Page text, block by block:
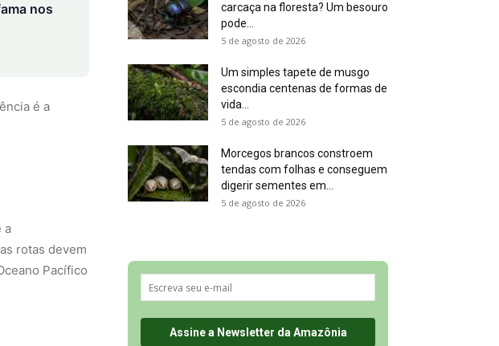
nos
é a
a
rotas devem
Pacífico
carcaça na floresta? Um besouro
pode...
5 de agosto de 2026
Um simples tapete de musgo
escondia centenas de formas de
vida...
5 de agosto de 2026
Morcegos brancos constroem
tendas com folhas e conseguem
digerir sementes em...
5 de agosto de 2026